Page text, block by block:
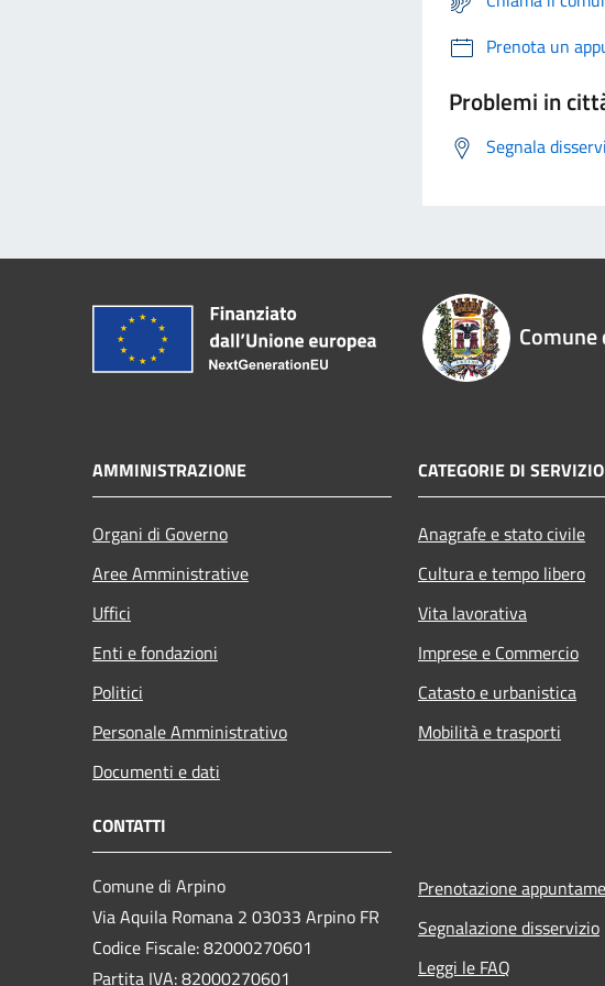
Prenota un
Problemi in
Segnala
AMMINISTRAZIONE
Organi di Governo
Aree Amministrative
Uffici
Enti e fondazioni
Politici
Personale Amministrativo
Documenti e dati
CATEGORIE DI SERVIZIO
Anagrafe e stato civile
Cultura e tempo libero
Vita lavorativa
Imprese e Commercio
Catasto e urbanistica
Mobilità e trasporti
CONTATTI
Comune di Arpino
Via Aquila Romana 2 03033 Arpino FR
Codice Fiscale: 82000270601
Partita IVA: 82000270601
Prenotazione
Segnalazione disservizio
Leggi le FAQ